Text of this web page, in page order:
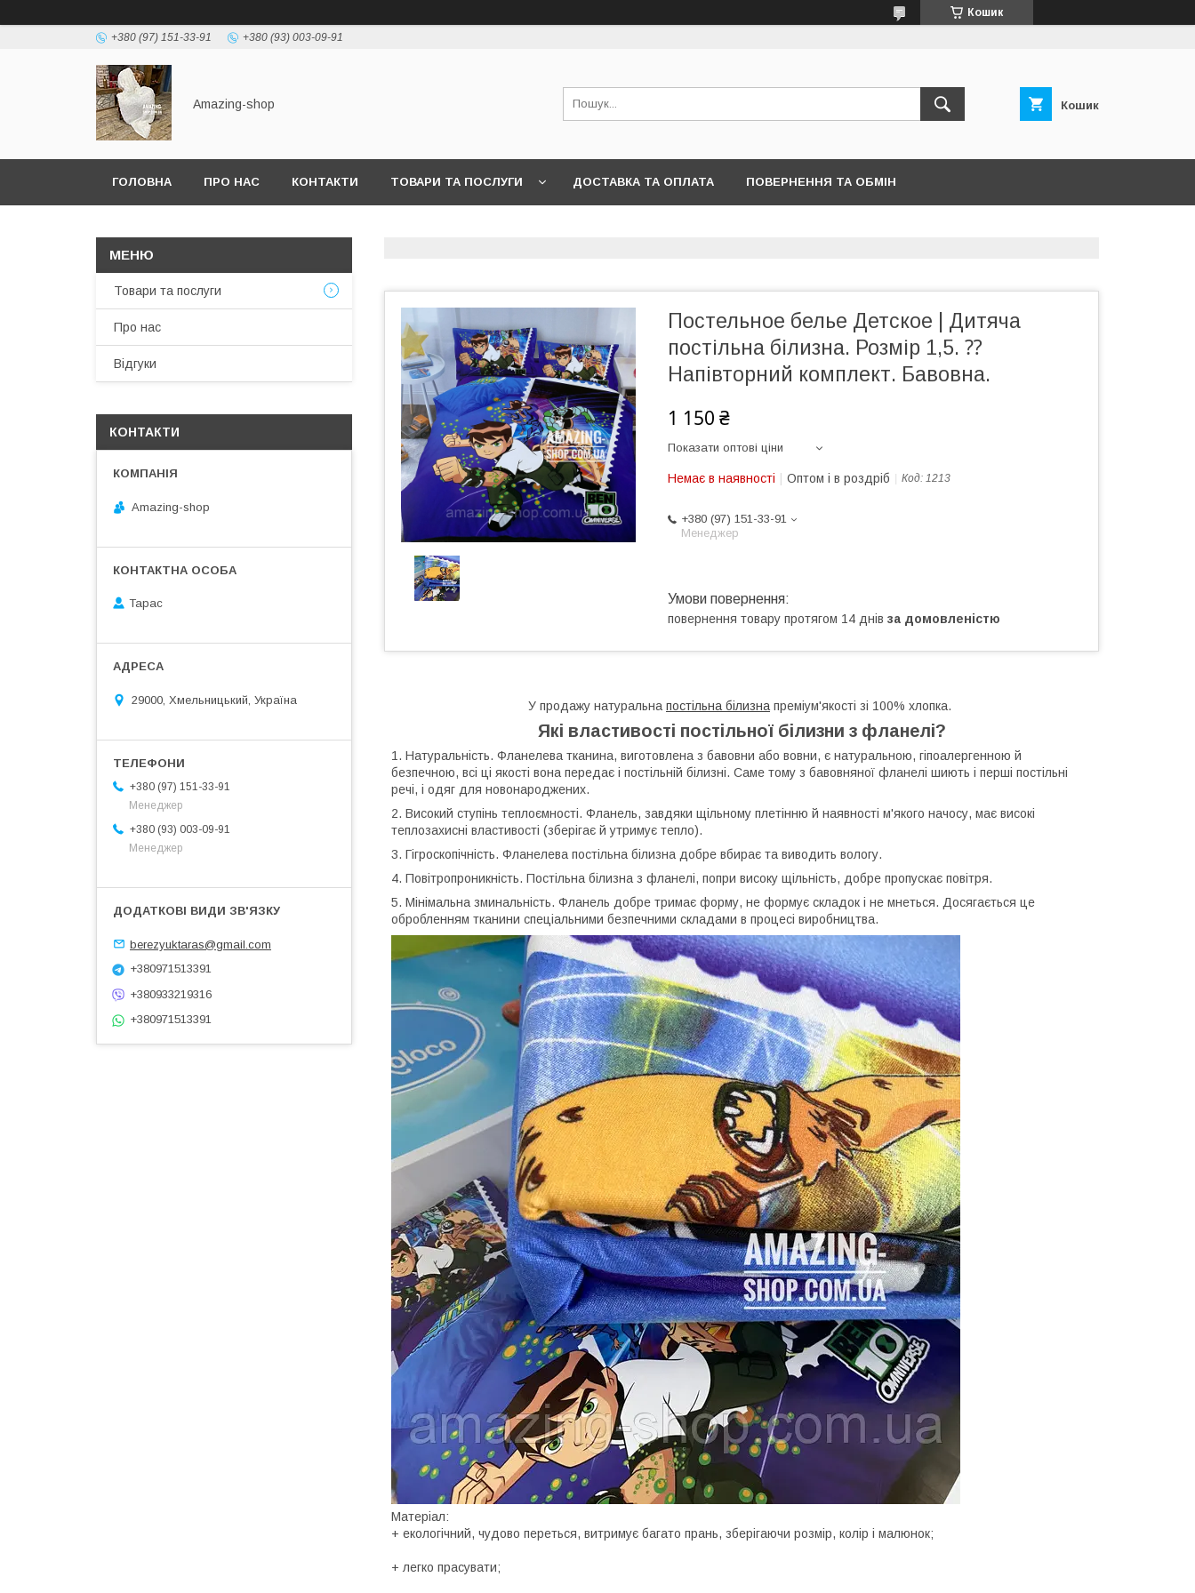
Кошик
+380 (97) 151-33-91 +380 (93) 003-09-91
Amazing-shop Кошик
ГОЛОВНА ПРО НАС КОНТАКТИ ТОВАРИ ТА ПОСЛУГИ ДОСТАВКА ТА ОПЛАТА ПОВЕРНЕННЯ ТА ОБМІН
Постельное белье Детское | Дитяча
постільна білизна. Розмір 1,5. ⁇
Напівторний комплект. Бавовна.
1 150 ₴
Показати оптові ціни
Немає в наявності Оптом і в роздріб Код: 1213
+380 (97) 151-33-91
Менеджер
повернення товару протягом 14 днів за домовленістю
У продажу натуральна постільна білизна преміум'якості зі 100% хлопка.
Які властивості постільної білизни з фланелі?
1. Натуральність. Фланелева тканина, виготовлена з бавовни або вовни, є натуральною, гіпоалергенною й
безпечною, всі ці якості вона передає і постільній білизні. Саме тому з бавовняної фланелі шиють і перші постільні
речі, і одяг для новонароджених.
2. Високий ступінь теплоємності. Фланель, завдяки щільному плетінню й наявності м'якого начосу, має високі
теплозахисні властивості (зберігає й утримує тепло).
3. Гігроскопічність. Фланелева постільна білизна добре вбирає та виводить вологу.
4. Повітропроникність. Постільна білизна з фланелі, попри високу щільність, добре пропускає повітря.
5. Мінімальна зминальність. Фланель добре тримає форму, не формує складок і не мнеться. Досягається це
обробленням тканини спеціальними безпечними складами в процесі виробництва.
Матеріал:
+ екологічний, чудово переться, витримує багато прань, зберігаючи розмір, колір і малюнок;
+ легко прасувати;
Товари та послуги
Про нас
Відгуки
КОНТАКТИ
Amazing-shop
Тарас
29000, Хмельницький, Україна
+380 (97) 151-33-91
Менеджер
+380 (93) 003-09-91
Менеджер
berezyuktaras@gmail.com
+380971513391
+380933219316
+380971513391